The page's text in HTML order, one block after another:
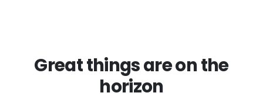
Great things are on the
horizon